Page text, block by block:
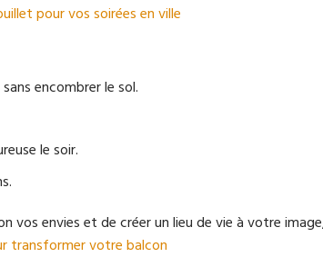
pour vos soirées en ville
encombrer le sol.
le soir.
vos envies et de créer un lieu de vie à votre
transformer votre balcon